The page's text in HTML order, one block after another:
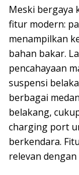
Meski bergaya
fitur modern:
menampilkan
bahan bakar.
pencahayaan
suspensi
berbagai
belakang,
charging port
berkendara.
relevan